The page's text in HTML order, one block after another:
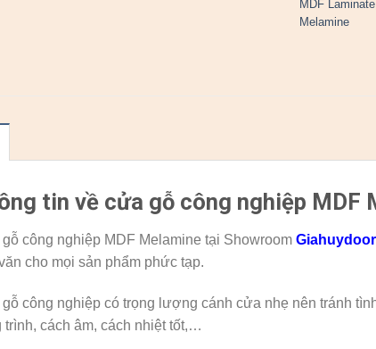
MDF Laminate
Melamine
tin về cửa gỗ công nghiệp MDF
công nghiệp MDF Melamine tại Showroom Giahuydoor
cho mọi sản phẩm phức tạp.
công nghiệp có trọng lượng cánh cửa nhẹ nên tránh
trình, cách âm, cách nhiệt tốt,…